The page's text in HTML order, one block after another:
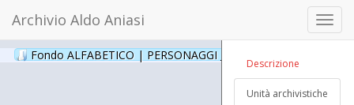
Archivio Aldo Aniasi
Fondo ALFABETICO | PERSONAGGI _ Archivio Fotografico
Descrizione
Unità archivistiche
19.18.3
[Aldo
Somensini]
(s.d.)
19.18.4